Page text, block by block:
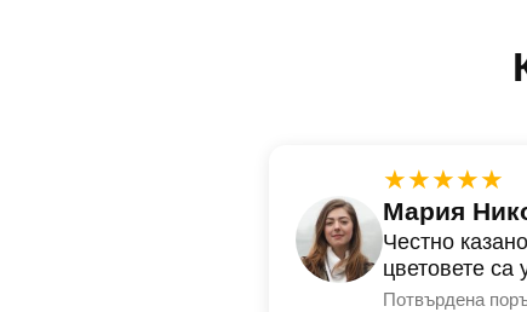
★★★★★
Мария
Честно
цветовете са
Потвърдена